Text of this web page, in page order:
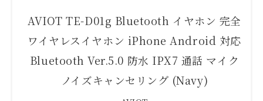
AVIOT TE-D01g Bluetooth イヤホン 完全
ワイヤレスイヤホン iPhone Android 対応
Bluetooth Ver.5.0 防水 IPX7 通話 マイク
ノイズキャンセリング (Navy)